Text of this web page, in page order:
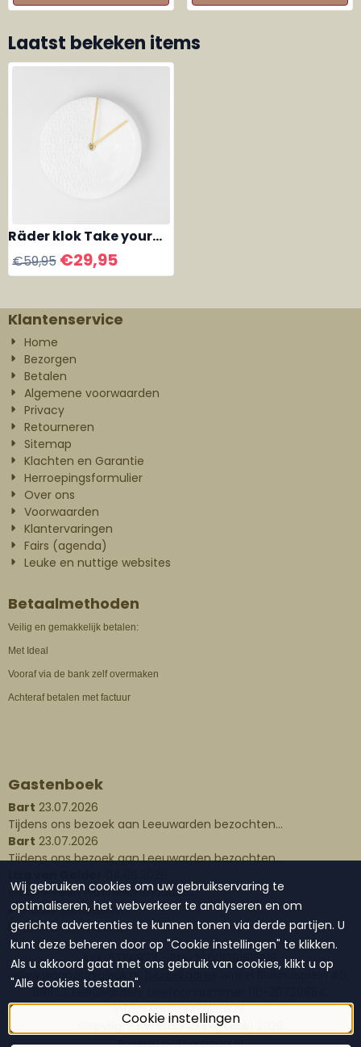
Laatst bekeken items
Räder klok Take your
time porselein
€59,95 €29,95
Klantenservice
Home
Bezorgen
Betalen
Algemene voorwaarden
Privacy
Retourneren
Sitemap
Klachten en Garantie
Herroepingsformulier
Over ons
Voorwaarden
Klantervaringen
Fairs (agenda)
Leuke en nuttige websites
Betaalmethoden
Veilig en gemakkelijk betalen:
Met Ideal
Vooraf via de bank zelf overmaken
Achteraf betalen met factuur
Gastenboek
Bart 23.07.2026
Tijdens ons bezoek aan Leeuwarden bezochten...
Bart 23.07.2026
Tijdens ons bezoek aan Leeuwarden bezochten...
Gisteren een waxinelichthouder...
Plaats een bericht
Lees alle berichten
KvK: 57116873 - Btw: NL001391816B18
www.waanzinnigleuk.nl,
bezoekadres
winkel Blokhuisplein 40,
8911 LJ, Leeuwarden, telefoonnummer 06-20729884,
info@waanzinnigleuk.nl
Copyright by: Waanzinnig Leuk!
Powered by Shoptrader.nl
Wij gebruiken cookies om uw gebruikservaring te
optimaliseren, het webverkeer te analyseren en om
gerichte advertenties te kunnen tonen via derde partijen. U
kunt deze beheren door op "Cookie instellingen" te klikken.
Als u akkoord gaat met ons gebruik van cookies, klikt u op
"Alle cookies toestaan".
Cookie instellingen